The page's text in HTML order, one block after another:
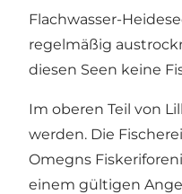
Flachwasser-
regelmäßig
diesen Seen keine
Im oberen Teil von
werden. Die
Omegns
einem gültigen